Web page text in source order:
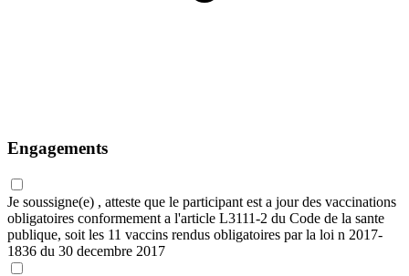
Engagements
Je soussigne(e) , atteste que le participant est a jour des vaccinations
obligatoires conformement a l'article L3111-2 du Code de la sante
publique, soit les 11 vaccins rendus obligatoires par la loi n 2017-
1836 du 30 decembre 2017